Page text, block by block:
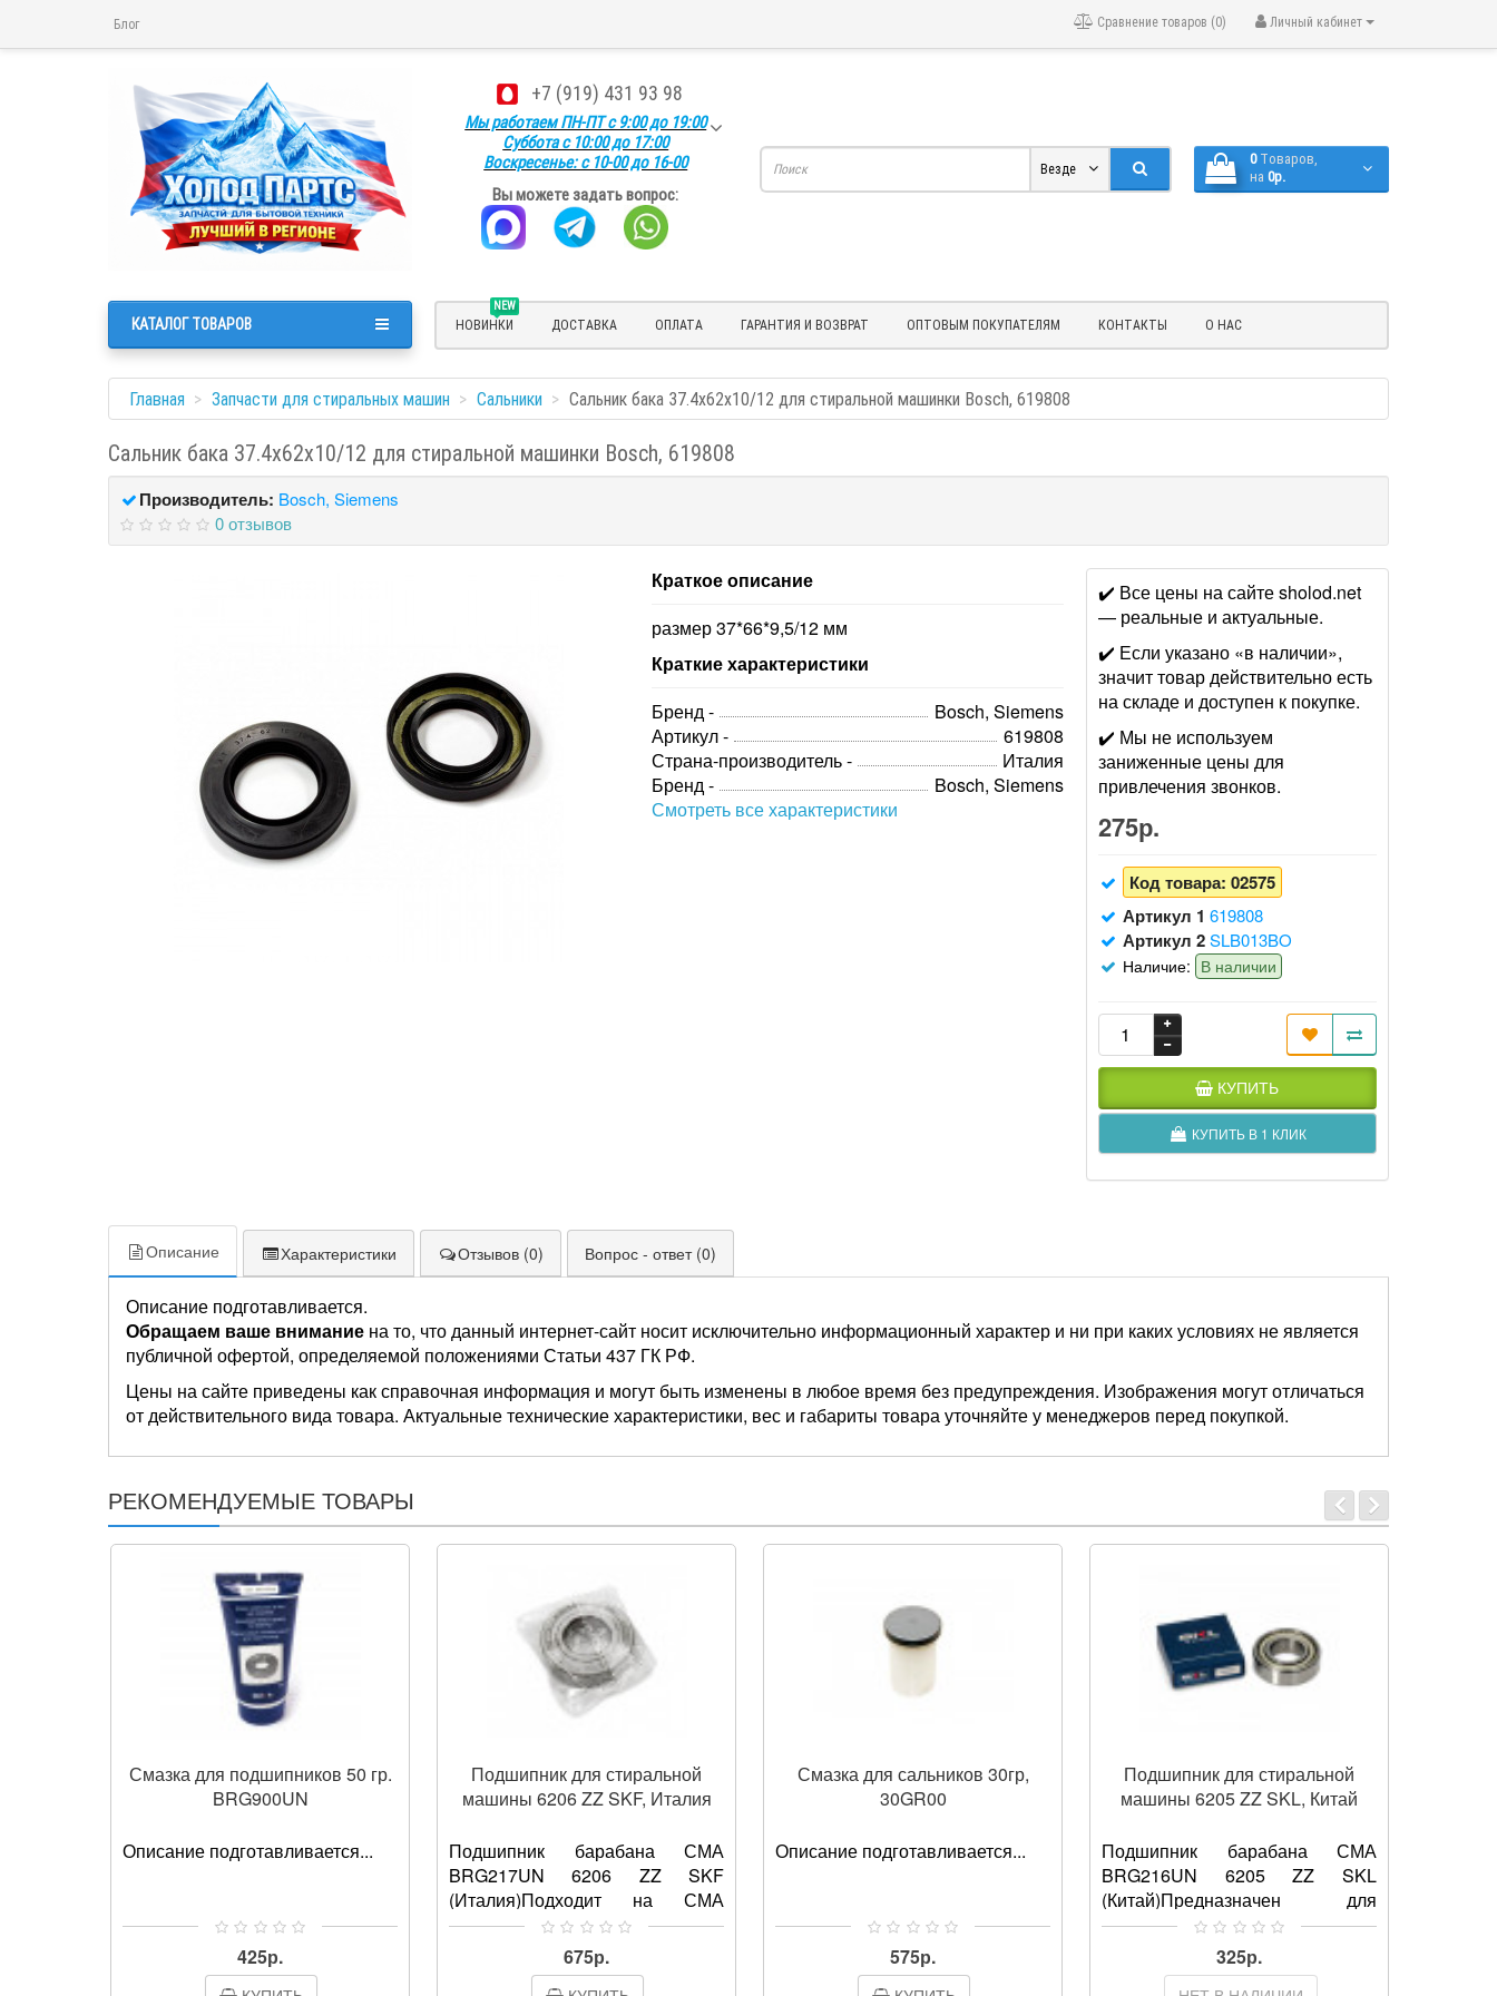
Блог Личный кабинет
Сравнение товаров (0)
+7 (919) 431 93 98
Мы работаем ПН-ПТ с 9:00 до 19:00
Суббота с 10:00 до 17:00
Воскресенье: с 10-00 до 16-00
Вы можете задать вопрос:
0 Tоваров,
на 0р.
Везде
NEW
НОВИНКИ ДОСТАВКА ОПЛАТА ГАРАНТИЯ И ВОЗВРАТ ОПТОВЫМ ПОКУПАТЕЛЯМ КОНТАКТЫ О НАС
КАТАЛОГ ТОВАРОВ
Главная Запчасти для стиральных машин Сальники Сальник бака 37.4x62x10/12 для стиральной машинки Bosch, 619808
Сальник бака 37.4x62x10/12 для стиральной машинки Bosch, 619808
Производитель: Bosch, Siemens
0 отзывов
Краткое описание
размер 37*66*9,5/12 мм
Краткие характеристики
Бренд -
Bosch, Siemens
Артикул -
619808
Страна-производитель -
Италия
Бренд -
Bosch, Siemens
Смотреть все характеристики
✔️ Все цены на сайте sholod.net
— реальные и актуальные.
✔️ Если указано «в наличии»,
значит товар действительно есть
на складе и доступен к покупке.
✔️ Мы не используем
заниженные цены для
привлечения звонков.
275р.
Код товара: 02575
Артикул 1 619808
Артикул 2 SLB013BO
Наличие: В наличии
КУПИТЬ
КУПИТЬ В 1 КЛИК
Описание Характеристики Отзывов (0) Вопрос - ответ (0)
Описание подготавливается.
Обращаем ваше внимание на то, что данный интернет-сайт носит исключительно информационный характер и ни при каких условиях не является
публичной офертой, определяемой положениями Статьи 437 ГК РФ.
Цены на сайте приведены как справочная информация и могут быть изменены в любое время без предупреждения. Изображения могут отличаться
от действительного вида товара. Актуальные технические характеристики, вес и габариты товара уточняйте у менеджеров перед покупкой.
РЕКОМЕНДУЕМЫЕ ТОВАРЫ
Смазка для подшипников 50 гр.
BRG900UN
Описание подготавливается...
425р.
Подшипник для стиральной
машины 6206 ZZ SKF, Италия
Подшипник барабана СМА
BRG217UN 6206 ZZ SKF
(Италия)Подходит на СМА
следующих брендов: LG, Bosch,
Атлант, AEG, Ardo, Ariston, Beko,
Candy, Daewoo, Electrolux, Z..
675р.
Смазка для сальников 30гр,
30GR00
Описание подготавливается...
575р.
Подшипник для стиральной
машины 6205 ZZ SKL, Китай
Подшипник барабана СМА
BRG216UN 6205 ZZ SKL
(Китай)Предназначен для
фиксации вращающейся детали
в механизме, позволяя ей при
этом осуществлять как
325р.